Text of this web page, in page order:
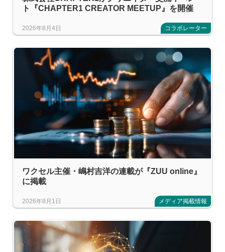
ト『CHAPTER1 CREATOR MEETUP』を開催
2026年8月4日 コラボレーター
ワクセル主催・嶋村吉洋の連載が『ZUU online』
に掲載
2026年8月1日 メディア掲載情報